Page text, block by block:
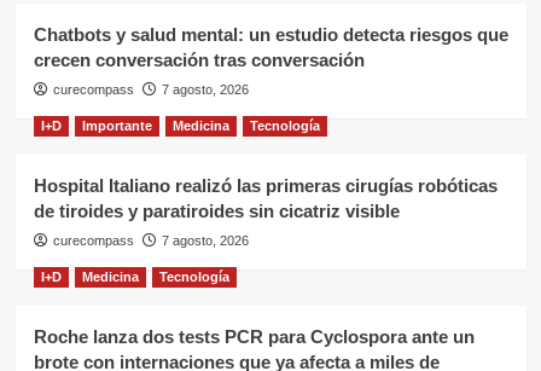
Chatbots y salud mental: un estudio detecta riesgos que
crecen conversación tras conversación
curecompass 7 agosto, 2026
I+D Importante Medicina Tecnología
Hospital Italiano realizó las primeras cirugías robóticas
de tiroides y paratiroides sin cicatriz visible
curecompass 7 agosto, 2026
I+D Medicina Tecnología
Roche lanza dos tests PCR para Cyclospora ante un
brote con internaciones que ya afecta a miles de